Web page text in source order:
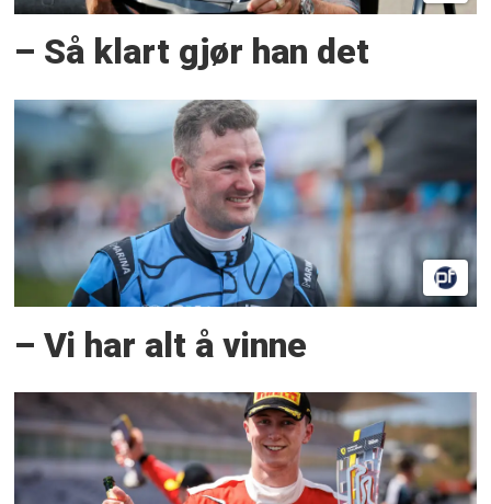
– Så klart gjør han det
– Vi har alt å vinne